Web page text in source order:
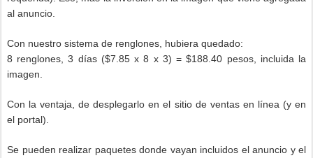
al anuncio.
Con nuestro sistema de renglones, hubiera quedado:
8 renglones, 3 días ($7.85 x 8 x 3) = $188.40 pesos, incluida la
imagen.
Con la ventaja, de desplegarlo en el sitio de ventas en línea (y en
el portal).
Se pueden realizar paquetes donde vayan incluidos el anuncio y el